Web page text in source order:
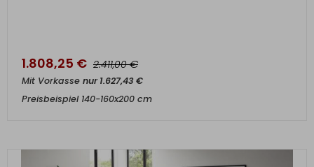
1.808,25 € 2.411,00€
Mit Vorkasse nur1.627,43€
Preisbeispiel 140-160x200 cm